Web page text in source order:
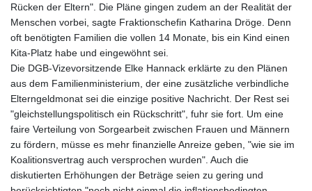
Rücken der Eltern". Die Pläne gingen zudem an der Realität der
Menschen vorbei, sagte Fraktionschefin Katharina Dröge. Denn
oft benötigten Familien die vollen 14 Monate, bis ein Kind einen
Kita-Platz habe und eingewöhnt sei.
Die DGB-Vizevorsitzende Elke Hannack erklärte zu den Plänen
aus dem Familienministerium, der eine zusätzliche verbindliche
Elterngeldmonat sei die einzige positive Nachricht. Der Rest sei
"gleichstellungspolitisch ein Rückschritt", fuhr sie fort. Um eine
faire Verteilung von Sorgearbeit zwischen Frauen und Männern
zu fördern, müsse es mehr finanzielle Anreize geben, "wie sie im
Koalitionsvertrag auch versprochen wurden". Auch die
diskutierten Erhöhungen der Beträge seien zu gering und